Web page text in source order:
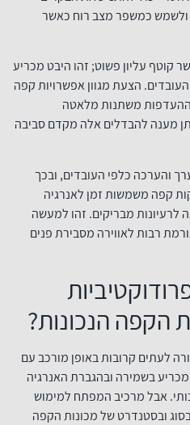
ולשמש כמשפר מצב רוח כאשר
קוטף עליון פשוט; זהו היבט מכריע
הצעת מגוון אפשרויות קפה
ההעדפות משתנות מלאטה
מענה להבדלים אלה מקדם סביבה
והערכה כלפי העובדים, ובכך
קפה משמשות זמן לאנרגיה
מבריקים. זהו למעשה
רבות לאווירה מסבירת פנים
הקפה הנכונות?
לעתים קרובות באופן מורכב עם
בשמירה ובהגברת האנרגיה
אבל מרכיב המפתח למימוש
ובסטנדרט של מכונות הקפה